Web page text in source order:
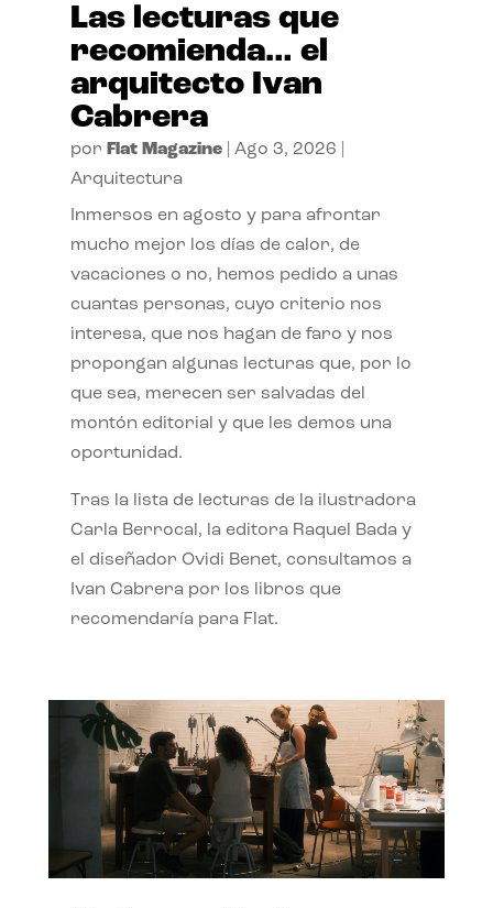
Las lecturas que
recomienda… el
arquitecto Ivan
Cabrera
por Flat Magazine| Ago 3, 2026
Arquitectura
Inmersos en agosto y para afrontar
mucho mejor los días de calor, de
vacaciones o no, hemos pedido a unas
cuantas personas, cuyo criterio nos
interesa, que nos hagan de faro y nos
propongan algunas lecturas que, por lo
que sea, merecen ser salvadas del
montón editorial y que les demos una
oportunidad.
Tras la lista de lecturas de la ilustradora
Carla Berrocal, la editora Raquel Bada y
el diseñador Ovidi Benet, consultamos a
Ivan Cabrera por los libros que
recomendaría para Flat.